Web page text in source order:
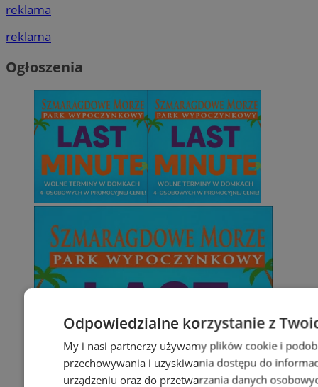
reklama
reklama
Ogłoszenia
Odpowiedzialne korzystanie z
My i nasi partnerzy używamy plików cookie i
przechowywania i uzyskiwania dostępu do
urządzeniu oraz do przetwarzania danych